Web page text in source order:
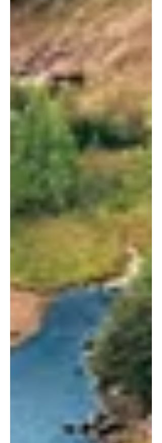
нүүдэлчдийн соёл, өргөн уудам нутаг, адал
явдалт аялал сонирхогчдын тоо эрс нэмэгдэж
байгааг онцолжээ. 2026 оны эхний улиралд
Монгол улсад 143,431 гадаадын жуулчин
зочилсон бөгөөд энэ нь өмнөх оны мөн үетэй
харьцуулахад 39 хувиар өссөн үзүүлэлт юм.
Ялангуяа 3-р сард жуулчдын